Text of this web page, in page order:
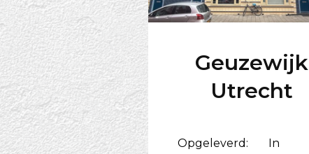
Geuzewijk
Utrecht
Opgeleverd:
In